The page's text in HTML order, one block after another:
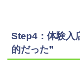
Step4：体験入
的だった”